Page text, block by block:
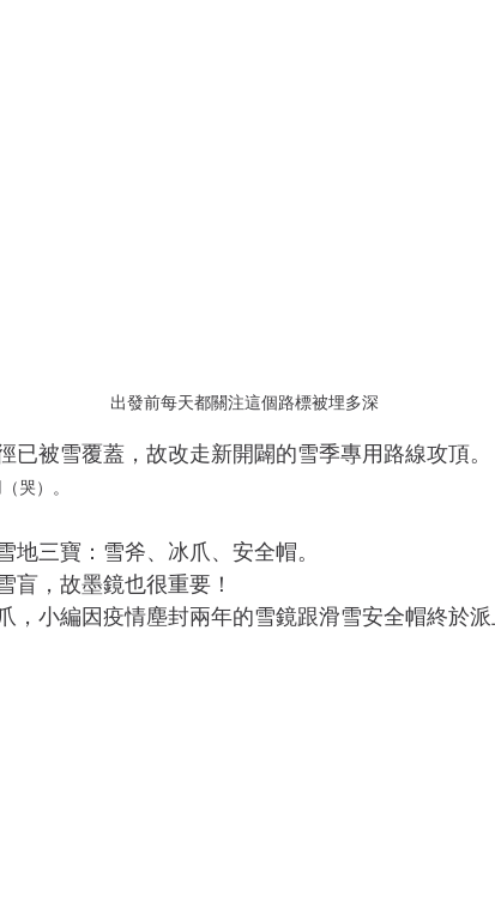
出發前每天都關注這個路標被埋多深
已被雪覆蓋，故改走新開闢的雪季專用路線攻頂。
哭）。
地三寶：雪斧、冰爪、安全帽。
盲，故墨鏡也很重要！
，小編因疫情塵封兩年的雪鏡跟滑雪安全帽終於派